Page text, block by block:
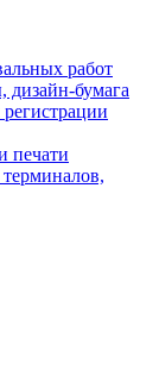
работ
бумага
печати